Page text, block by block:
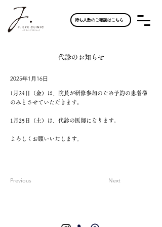
待ち人数のご確認はこちら
代診のお知らせ
2025年1月16日
1月24日（金）は、院長が研修参加のため予約の患者様
のみとさせていただきます。
1月25日（土）は、代診の医師になります。
よろしくお願いいたします。
Previous Next